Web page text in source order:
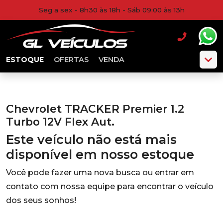
Seg a sex - 8h30 às 18h - Sáb 09:00 às 13h
ESTOQUE OFERTAS VENDA
Chevrolet TRACKER Premier 1.2
Turbo 12V Flex Aut.
Este veículo não está mais
disponível em nosso estoque
Você pode fazer uma nova busca ou entrar em
contato com nossa equipe para encontrar o veículo
dos seus sonhos!